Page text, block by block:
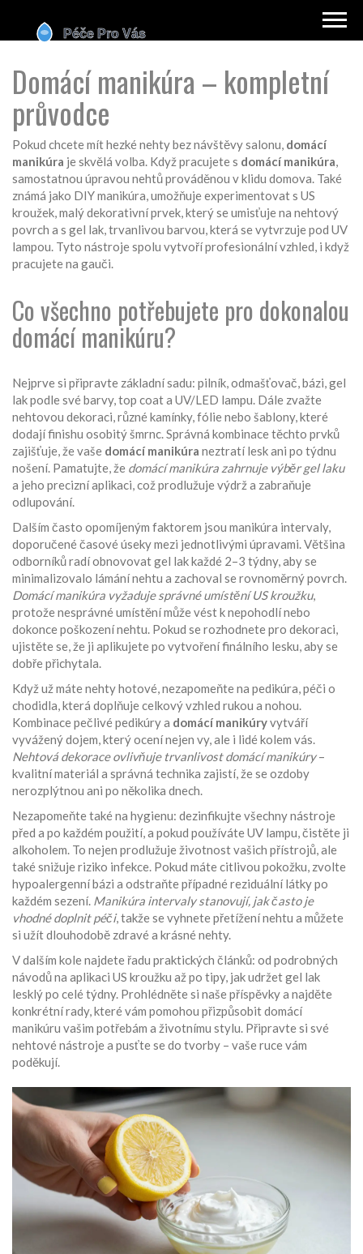
Domácí manikúra – kompletní
průvodce
Pokud chcete mít hezké nehty bez návštěvy salonu, domácí
manikúra je skvělá volba. Když pracujete s domácí manikúra,
samostatnou úpravou nehtů prováděnou v klidu domova. Také
známá jako DIY manikúra, umožňuje experimentovat s US
kroužek,malý dekorativní prvek, který se umisťuje na nehtový
povrch a s gel lak,trvanlivou barvou, která se vytvrzuje pod UV
lampou. Tyto nástroje spolu vytvoří profesionální vzhled, i když
pracujete na gauči.
Co všechno potřebujete pro dokonalou
domácí manikúru?
Nejprve si připravte základní sadu: pilník, odmašťovač, bázi, gel
lak podle své barvy, top coat a UV/LED lampu. Dále zvažte
nehtovou dekoraci,různé kamínky, fólie nebo šablony, které
dodají finishu osobitý šmrnc. Správná kombinace těchto prvků
zajišťuje, že vaše domácí manikúra neztratí lesk ani po týdnu
nošení. Pamatujte, že domácí manikúra zahrnuje výběr gel laku
a jeho precizní aplikaci, což prodlužuje výdrž a zabraňuje
odlupování.
Dalším často opomíjeným faktorem jsou manikúra intervaly,
doporučené časové úseky mezi jednotlivými úpravami. Většina
odborníků radí obnovovat gel lak každé 2–3 týdny, aby se
minimalizovalo lámání nehtu a zachoval se rovnoměrný povrch.
Domácí manikúra vyžaduje správné umístění US kroužku,
protože nesprávné umístění může vést k nepohodlí nebo
dokonce poškození nehtu. Pokud se rozhodnete pro dekoraci,
ujistěte se, že ji aplikujete po vytvoření finálního lesku, aby se
dobře přichytala.
Když už máte nehty hotové, nezapomeňte na pedikúra,péči o
chodidla, která doplňuje celkový vzhled rukou a nohou.
Kombinace pečlivé pedikúry a domácí manikúryvytváří
vyvážený dojem, který ocení nejen vy, ale i lidé kolem vás.
Nehtová dekorace ovlivňuje trvanlivost domácí manikúry–
kvalitní materiál a správná technika zajistí, že se ozdoby
nerozplýtnou ani po několika dnech.
Nezapomeňte také na hygienu: dezinfikujte všechny nástroje
před a po každém použití, a pokud používáte UV lampu, čistěte ji
alkoholem. To nejen prodlužuje životnost vašich přístrojů, ale
také snižuje riziko infekce. Pokud máte citlivou pokožku, zvolte
hypoalergenní bázi a odstraňte případné reziduální látky po
každém sezení. Manikúra intervaly stanovují, jak často je
vhodné doplnit péči, takže se vyhnete přetížení nehtu a můžete
si užít dlouhodobě zdravé a krásné nehty.
V dalším kole najdete řadu praktických článků: od podrobných
návodů na aplikaci US kroužku až po tipy, jak udržet gel lak
lesklý po celé týdny. Prohlédněte si naše příspěvky a najděte
konkrétní rady, které vám pomohou přizpůsobit domácí
manikúru vašim potřebám a životnímu stylu. Připravte si své
nehtové nástroje a pusťte se do tvorby – vaše ruce vám
poděkují.